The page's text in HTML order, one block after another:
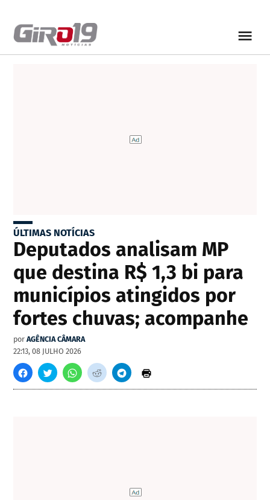
ÚLTIMAS NOTÍCIAS
Deputados analisam MP
que destina R$ 1,3 bi para
municípios atingidos por
fortes chuvas; acompanhe
por AGÊNCIA CÂMARA
22:13, 08 JULHO 2026